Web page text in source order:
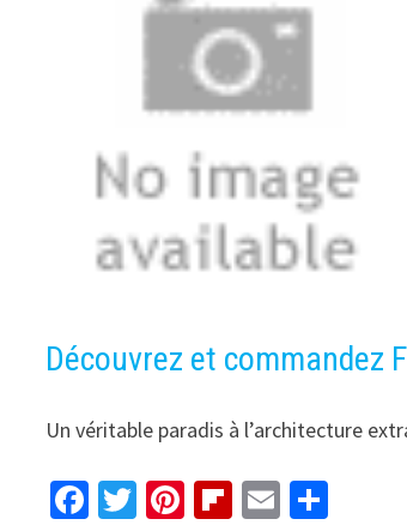
Découvrez et commandez
Un véritable paradis à l’architecture
Fa T
Pi Fl E